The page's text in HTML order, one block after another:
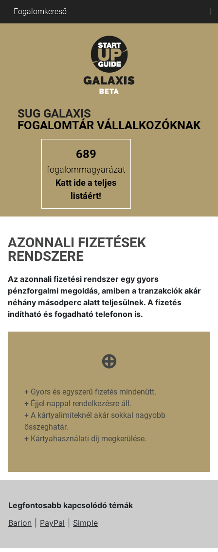
Fogalomkereső
SUG GALAXIS
FOGALOMTÁR VÁLLALKOZÓKNAK
689
fogalommagyarázat
Katt ide a teljes
listáért!
AZONNALI FIZETÉSEK
RENDSZERE
Az azonnali fizetési rendszer egy gyors
pénzforgalmi megoldás, amiben a tranzakciók akár
néhány másodperc alatt teljesülnek. A fizetés
indítható és fogadható telefonon is.
⊕
+ Gyors és egyszerű fizetés mindenütt.
+ Éjjel-nappal rendelkezésre áll.
+ A kártyalimiteknél akár sokkal nagyobb
összeghatár.
+ Kártyahasználati díj megkerülése.
Legfontosabb kapcsolódó témák
Barion
PayPal Simple